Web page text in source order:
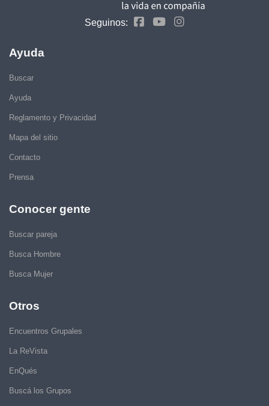
Seguinos:
Ayuda
Buscar
Ayuda
Reglamento y Privacidad
Mapa del sitio
Contacto
Prensa
Conocer gente
Buscar pareja
Busca Hombre
Busca Mujer
Otros
Encuentros Grupales
La ReVista
EnQués
Buscá los Grupos